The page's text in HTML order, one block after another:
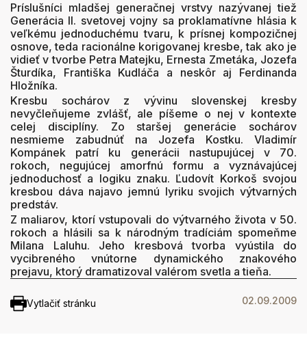
Príslušníci mladšej generačnej vrstvy nazývanej tiež
Generácia II. svetovej vojny sa proklamatívne hlásia k
veľkému jednoduchému tvaru, k prísnej kompozičnej
osnove, teda racionálne korigovanej kresbe, tak ako je
vidieť v tvorbe Petra Matejku, Ernesta Zmetáka, Jozefa
Šturdíka, Františka Kudláča a neskôr aj Ferdinanda
Hložníka.
Kresbu sochárov z vývinu slovenskej kresby
nevyčleňujeme zvlášť, ale píšeme o nej v kontexte
celej disciplíny. Zo staršej generácie sochárov
nesmieme zabudnúť na Jozefa Kostku. Vladimír
Kompánek patrí ku generácii nastupujúcej v 70.
rokoch, negujúcej amorfnú formu a vyznávajúcej
jednoduchosť a logiku znaku. Ľudovít Korkoš svojou
kresbou dáva najavo jemnú lyriku svojich výtvarných
predstáv.
Z maliarov, ktorí vstupovali do výtvarného života v 50.
rokoch a hlásili sa k národným tradíciám spomeňme
Milana Laluhu. Jeho kresbová tvorba vyústila do
vycibreného vnútorne dynamického znakového
prejavu, ktorý dramatizoval valérom svetla a tieňa.
Vytlačiť stránku 02.09.2009